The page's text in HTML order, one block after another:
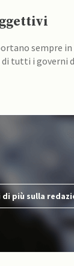
sempre in
tutti i governi
di più sulla